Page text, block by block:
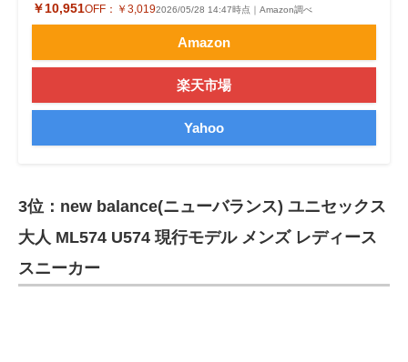
￥10,951OFF： ￥3,0192026/05/28 14:47時点｜Amazon調べ
Amazon
楽天市場
Yahoo
3位：new balance(ニューバランス) ユニセックス
大人 ML574 U574 現行モデル メンズ レディース
スニーカー